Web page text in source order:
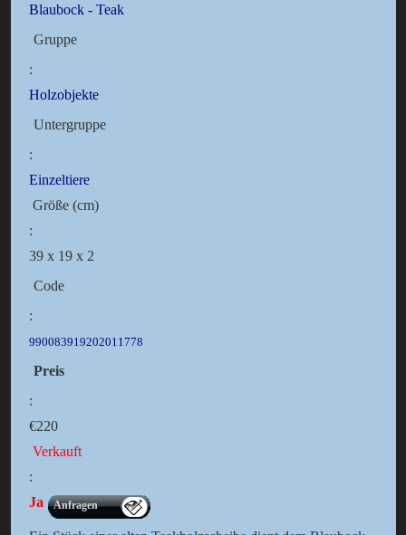
Blaubock - Teak
Gruppe
:
Holzobjekte
Untergruppe
:
Einzeltiere
Größe (cm)
:
39 x 19 x 2
Code
:
990083919202011778
Preis
:
€220
Verkauft
:
Ja
Anfragen